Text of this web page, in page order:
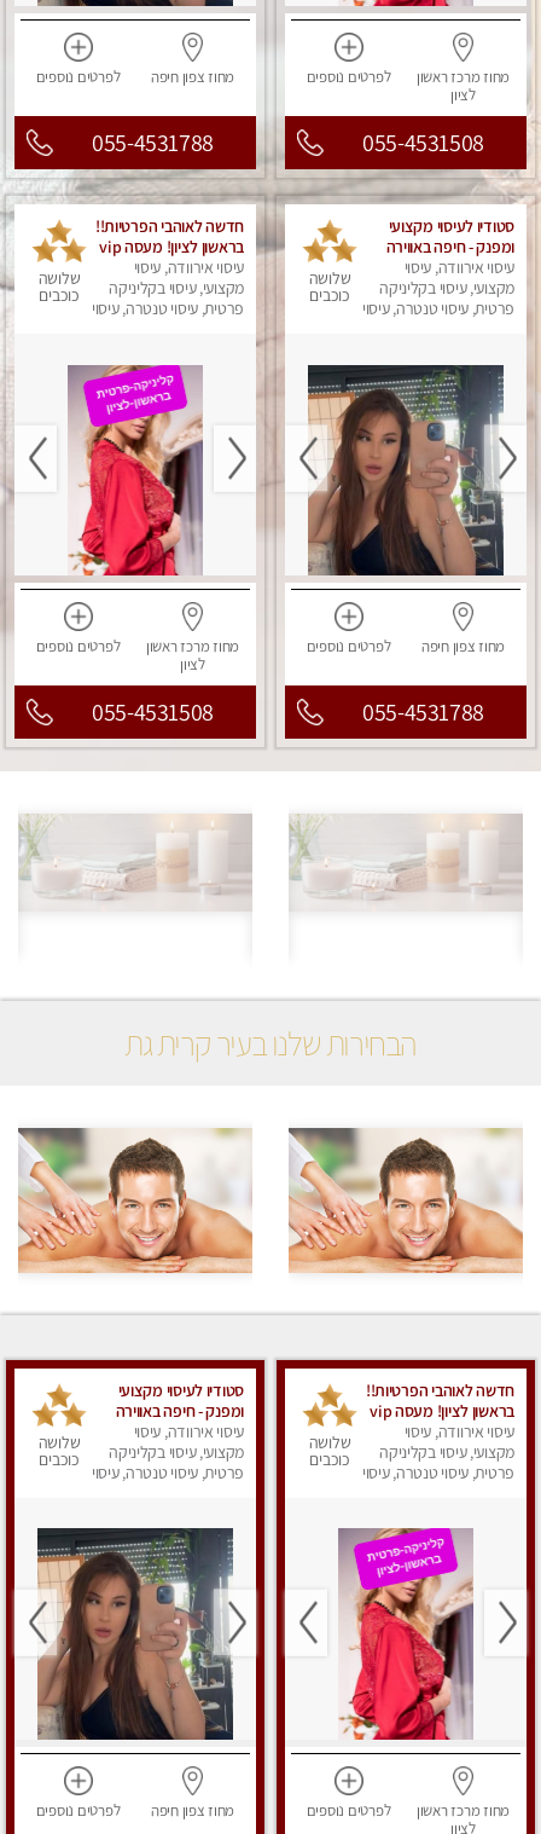
מחוז מרכזראשון
לציון
לפרטים נוספים
055-4531508
מחוז צפוןחיפה לפרטים נוספים
055-4531788
סטודיו לעיסוי מקצועי
ומפנק - חיפה באווירה
נעימה ושקטה
עיסוי אירוודה, עיסוי
מקצועי, עיסוי בקליניקה
פרטית, עיסוי טנטרה, עיסוי
שלושה
כוכבים
מחוז צפוןחיפה לפרטים נוספים
055-4531788
חדשה לאוהבי הפרטיות!!
בראשון לציון! מעסה vip
מפנקת בקליניקה פרטית
לחלוטין!!! לבד! לרציניים
בלבד! מומלץ!
עיסוי אירוודה, עיסוי
מקצועי, עיסוי בקליניקה
פרטית, עיסוי טנטרה, עיסוי
שלושה
כוכבים
מחוז מרכזראשון
לציון
לפרטים נוספים
055-4531508
הבחירות שלנו בעיר קרית גת
חדשה לאוהבי הפרטיות!!
בראשון לציון! מעסה vip
מפנקת בקליניקה פרטית
לחלוטין!!! לבד! לרציניים
בלבד! מומלץ!
עיסוי אירוודה, עיסוי
מקצועי, עיסוי בקליניקה
פרטית, עיסוי טנטרה, עיסוי
שלושה
כוכבים
מחוז מרכזראשון
לציון
לפרטים נוספים
סטודיו לעיסוי מקצועי
ומפנק - חיפה באווירה
נעימה ושקטה
עיסוי אירוודה, עיסוי
מקצועי, עיסוי בקליניקה
פרטית, עיסוי טנטרה, עיסוי
שלושה
כוכבים
מחוז צפוןחיפה לפרטים נוספים